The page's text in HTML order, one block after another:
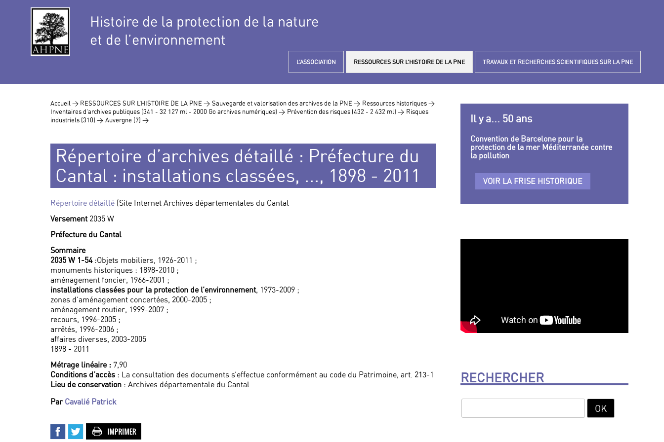
Histoire de la protection de la nature
et de l’environnement
L’ASSOCIATION RESSOURCES SUR L’HISTOIRE DE LA PNE TRAVAUX ET RECHERCHES SCIENTIFIQUES SUR LA PNE
Accueil > RESSOURCES SUR L’HISTOIRE DE LA PNE > Sauvegarde et valorisation des archives de la PNE > Ressources historiques >
Inventaires d’archives publiques (341 - 32 127 ml - 2000 Go archives numériques) > Prévention des risques (432 - 2 432 ml) > Risques
industriels (310) > Auvergne (7) >
Répertoire d’archives détaillé : Préfecture du
Cantal : installations classées, ..., 1898 - 2011
Répertoire détaillé (Site Internet Archives départementales du Cantal
Versement 2035 W
Préfecture du Cantal
Sommaire
2035 W 1-54:Objets mobiliers, 1926-2011 ;
monuments historiques : 1898-2010 ;
aménagement foncier, 1966-2001 ;
installations classées pour la protection de l’environnement, 1973-2009 ;
zones d’aménagement concertées, 2000-2005 ;
aménagement routier, 1999-2007 ;
recours, 1996-2005 ;
arrêtés, 1996-2006 ;
affaires diverses, 2003-2005
1898 - 2011
Métrage linéaire : 7,90
Conditions d’accès : La consultation des documents s’effectue conformément au code du Patrimoine, art. 213-1
Lieu de conservation : Archives départementale du Cantal
Par Cavalié Patrick
Il y a... 50 ans
Convention de Barcelone pour la
protection de la mer Méditerranée contre
la pollution
VOIR LA FRISE HISTORIQUE
RECHERCHER